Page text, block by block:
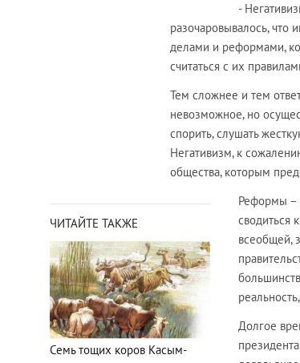
-
разочаровывалось, что
делами и реформами,
считаться с их
Тем сложнее и тем
невозможное, но
спорить, слушать
Негативизм, к
общества, которым
ЧИТАЙТЕ ТАКЖЕ
Семь тощих коров Касым-
Реформы –
сводиться
всеобщей,
Долгое